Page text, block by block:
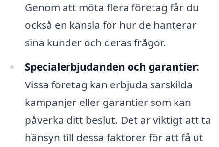
Genom att möta flera företag får du
också en känsla för hur de hanterar
sina kunder och deras frågor.
Specialerbjudanden och garantier:
Vissa företag kan erbjuda särskilda
kampanjer eller garantier som kan
påverka ditt beslut. Det är viktigt att ta
hänsyn till dessa faktorer för att få ut